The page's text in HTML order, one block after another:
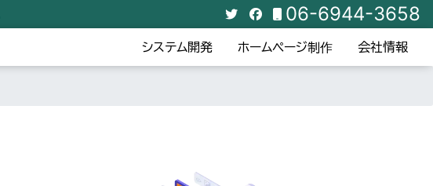
06-6944-3658
システム開発 ホームページ制作 会社情報